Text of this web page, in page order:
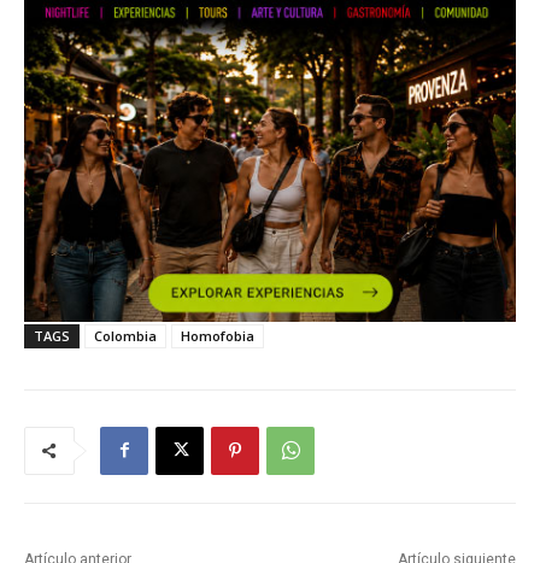
TAGS Colombia Homofobia
Artículo anterior Artículo siguiente